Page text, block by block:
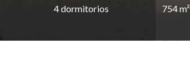
4 dormitorios 754 m²